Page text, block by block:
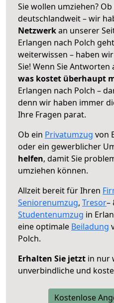
Sie wollen umziehen?
deutschlandweit – wir
Netzwerkan unserer
Erlangen nach Polch
weiterwissen – haben
Sie! Wenn Sie
was kostet überhaupt
Erlangen nach Polch –
denn wir haben immer
Ihre Fragen parat.
Ob ein Privatumzug von
oder ein gewerblicher
helfen, damit Sie
umziehen können.
Allzeit bereit für Ihren
Seniorenumzug, Tresor–
Studentenumzug in
eine optimale Beiladung
Polch.
Erhalten Sie jetzt in nur
unverbindliche und
Kostenlose